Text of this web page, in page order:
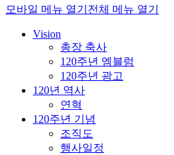
모바일 메뉴 열기 전체 메뉴 열기
Vision
총장 축사
120주년 엠블럼
120주년 광고
120년 역사
연혁
120주년 기념
조직도
행사일정